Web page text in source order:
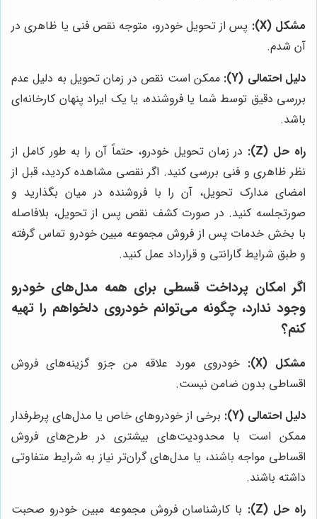
مشکل (X):
پس از تحویل خودرو، متوجه نقص فنی یا ظاهری در
آن شدم.
دلیل احتمالی (Y):
ممکن است نقص در زمان تحویل به دلیل عدم
بررسی دقیق توسط شما یا فروشنده، یا یک ایراد پنهان کارخانه‌ای
باشد.
راه حل (Z):
در زمان تحویل خودرو، حتماً آن را به طور کامل از
نظر ظاهری و فنی بررسی کنید. اگر نقصی مشاهده کردید، قبل از
امضای مدارک تحویل، آن را با فروشنده در میان بگذارید و
صورتجلسه کنید. در صورت کشف نقص پس از تحویل، بلافاصله
با بخش خدمات پس از فروش مجموعه مبین خودرو تماس گرفته
و طبق شرایط گارانتی و قرارداد عمل کنید.
اگر امکان پرداخت قسطی برای همه مدل‌های خودرو
وجود ندارد، چگونه می‌توانم خودروی دلخواهم را تهیه
کنم؟
مشکل (X):
خودروی مورد علاقه من جزو گزینه‌های فروش
اقساطی بدون ضامن نیست.
دلیل احتمالی (Y):
برخی از خودروهای خاص یا مدل‌های پرطرفدار
ممکن است با محدودیت‌های بیشتری در طرح‌های فروش
اقساطی مواجه باشند، یا مدل‌های گران‌تر نیاز به شرایط متفاوتی
داشته باشند.
راه حل (Z):
با کارشناسان فروش مجموعه مبین خودرو صحبت